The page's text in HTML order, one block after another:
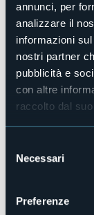
annunci, per
analizzare il
informazioni
nostri partner
pubblicità e
con altre
raccolto dal
delNecessari
Preferenze
No
Piscina
No
Animali
No
Piazzole
Camere
Posti letto
E-mail